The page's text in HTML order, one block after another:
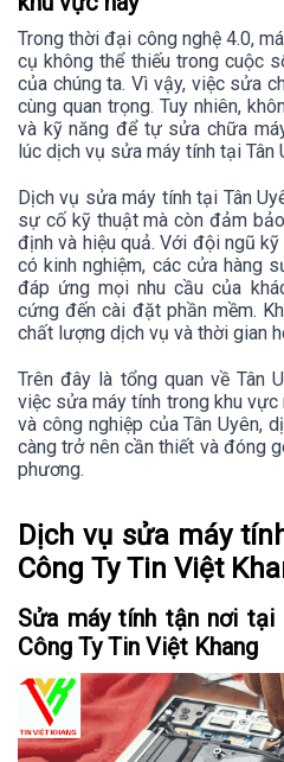
Trong thời đại công nghệ 4.0,
cụ không thể thiếu trong cuộc
của chúng ta. Vì vậy, việc sửa
cùng quan trọng. Tuy nhiên,
và kỹ năng để tự sửa chữa
lúc dịch vụ sửa máy tính tại Tân
Dịch vụ sửa máy tính tại Tân
sự cố kỹ thuật mà còn đảm
định và hiệu quả. Với đội ngũ
có kinh nghiệm, các cửa hàng
đáp ứng mọi nhu cầu của
cứng đến cài đặt phần mềm.
chất lượng dịch vụ và thời gian
Trên đây là tổng quan về Tân
việc sửa máy tính trong khu
và công nghiệp của Tân Uyên,
càng trở nên cần thiết và đóng
phương.
Dịch vụ sửa máy
Công Ty Tin Việt
Sửa máy tính tận nơi tại
Công Ty Tin Việt Khang